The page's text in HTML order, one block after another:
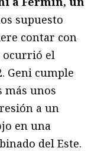
supuesto
contar con
ocurrió el
Geni cumple
más unos
a un
en una
del Este.